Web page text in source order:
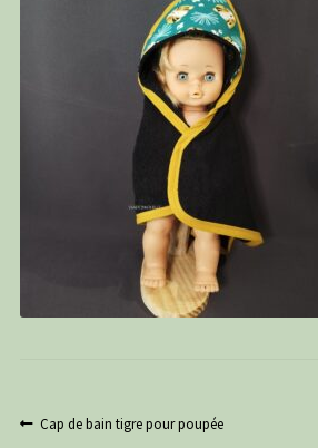
Navigation
Article
Cap de bain tigre pour poupée